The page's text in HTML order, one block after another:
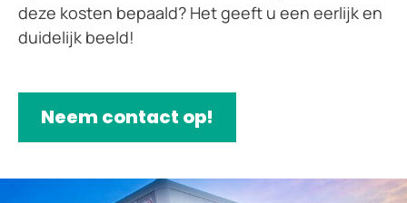
deze kosten bepaald? Het geeft u een eerlijk en
duidelijk beeld!
Neem contact op!